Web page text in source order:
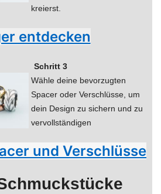
kreierst.
entdecken
Schritt 3
Wähle deine bevorzugten
Spacer oder Verschlüsse, um
dein Design zu sichern und zu
vervollständigen
und Verschlüsse